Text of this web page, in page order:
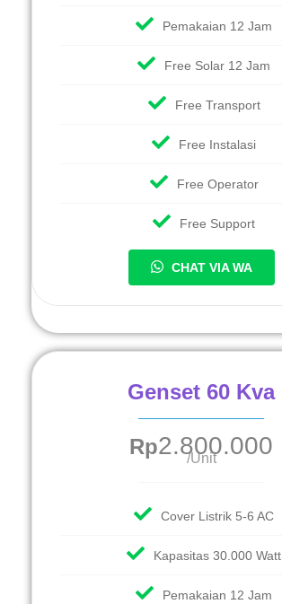
Pemakaian 12 Jam
Free Solar 12 Jam
Free Transport
Free Instalasi
Free Operator
Free Support
CHAT VIA WA
Genset 60 Kva
Rp2.800.000
/Unit
Cover Listrik 5-6 AC
Kapasitas 30.000 Watt
Pemakaian 12 Jam